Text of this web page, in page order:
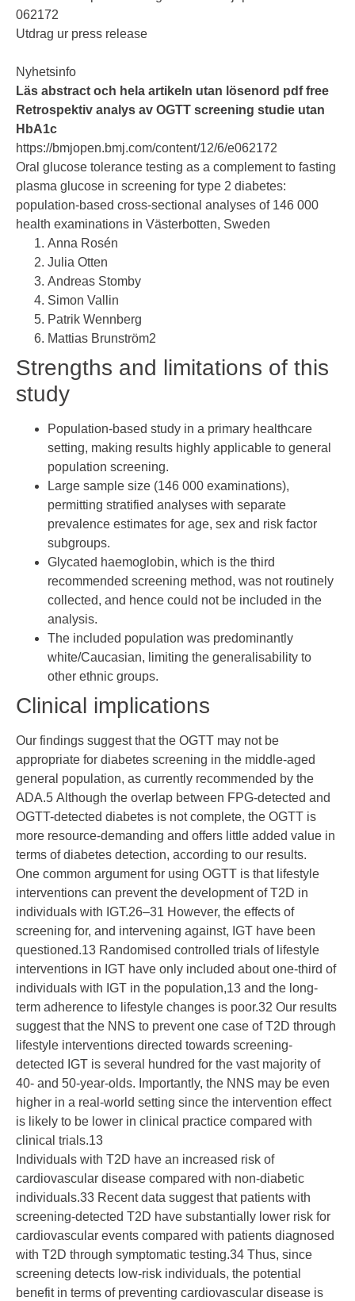
062172
Utdrag ur press release
Nyhetsinfo
Läs abstract och hela artikeln utan lösenord pdf free
Retrospektiv analys av OGTT screening studie utan
HbA1c
https://bmjopen.bmj.com/content/12/6/e062172
Oral glucose tolerance testing as a complement to fasting
plasma glucose in screening for type 2 diabetes:
population-based cross-sectional analyses of 146 000
health examinations in Västerbotten, Sweden
Anna Rosén
Julia Otten
Andreas Stomby
Simon Vallin
Patrik Wennberg
Mattias Brunström2
Strengths and limitations of this
study
Population-based study in a primary healthcare
setting, making results highly applicable to general
population screening.
Large sample size (146 000 examinations),
permitting stratified analyses with separate
prevalence estimates for age, sex and risk factor
subgroups.
Glycated haemoglobin, which is the third
recommended screening method, was not routinely
collected, and hence could not be included in the
analysis.
The included population was predominantly
white/Caucasian, limiting the generalisability to
other ethnic groups.
Clinical implications
Our findings suggest that the OGTT may not be
appropriate for diabetes screening in the middle-aged
general population, as currently recommended by the
ADA.5 Although the overlap between FPG-detected and
OGTT-detected diabetes is not complete, the OGTT is
more resource-demanding and offers little added value in
terms of diabetes detection, according to our results.
One common argument for using OGTT is that lifestyle
interventions can prevent the development of T2D in
individuals with IGT.26–31 However, the effects of
screening for, and intervening against, IGT have been
questioned.13 Randomised controlled trials of lifestyle
interventions in IGT have only included about one-third of
individuals with IGT in the population,13 and the long-
term adherence to lifestyle changes is poor.32 Our results
suggest that the NNS to prevent one case of T2D through
lifestyle interventions directed towards screening-
detected IGT is several hundred for the vast majority of
40- and 50-year-olds. Importantly, the NNS may be even
higher in a real-world setting since the intervention effect
is likely to be lower in clinical practice compared with
clinical trials.13
Individuals with T2D have an increased risk of
cardiovascular disease compared with non-diabetic
individuals.33 Recent data suggest that patients with
screening-detected T2D have substantially lower risk for
cardiovascular events compared with patients diagnosed
with T2D through symptomatic testing.34 Thus, since
screening detects low-risk individuals, the potential
benefit in terms of preventing cardiovascular disease is